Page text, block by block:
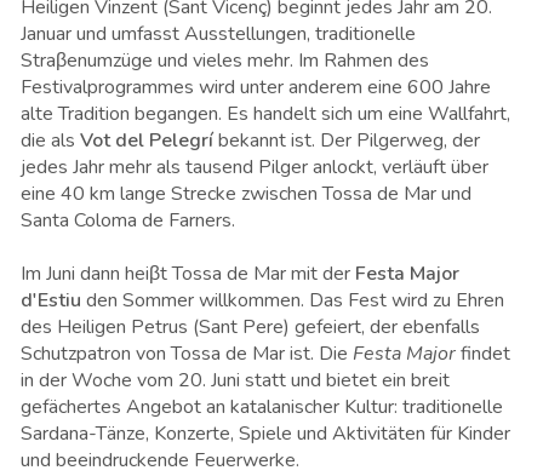
Heiligen Vinzent (Sant Vicenç) beginnt jedes Jahr am 20.
Januar und umfasst Ausstellungen, traditionelle
Straβenumzüge und vieles mehr. Im Rahmen des
Festivalprogrammes wird unter anderem eine 600 Jahre
alte Tradition begangen. Es handelt sich um eine Wallfahrt,
die als Vot del Pelegríbekannt ist. Der Pilgerweg, der
jedes Jahr mehr als tausend Pilger anlockt, verläuft über
eine 40 km lange Strecke zwischen Tossa de Mar und
Santa Coloma de Farners.
Im Juni dann heiβt Tossa de Mar mit der Festa Major
d'Estiu den Sommer willkommen. Das Fest wird zu Ehren
des Heiligen Petrus (Sant Pere) gefeiert, der ebenfalls
Schutzpatron von Tossa de Mar ist. Die Festa Majorfindet
in der Woche vom 20. Juni statt und bietet ein breit
gefächertes Angebot an katalanischer Kultur: traditionelle
Sardana-Tänze, Konzerte, Spiele und Aktivitäten für Kinder
und beeindruckende Feuerwerke.